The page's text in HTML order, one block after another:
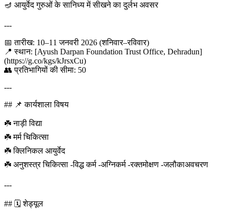
🪔 आयुर्वेद गुरुओं के सानिध्य में सीखने का दुर्लभ अवसर
---
📅 तारीख: 10–11 जनवरी 2026 (शनिवार–रविवार)
📍 स्थान: [Ayush Darpan Foundation Trust Office, Dehradun]
(https://g.co/kgs/kJrsxCu)
👥 प्रतिभागियों की सीमा: 50
---
## 📌 कार्यशाला विषय
☘️ नाड़ी विद्या
☘️ मर्म चिकित्सा
☘️ क्लिनिकल आयुर्वेद
☘️ अनुशस्त्र चिकित्सा -विद्ध कर्म -अग्निकर्म -रक्तमोक्षण -जलौकाअवचरण
---
## 🗓️ शेड्यूल